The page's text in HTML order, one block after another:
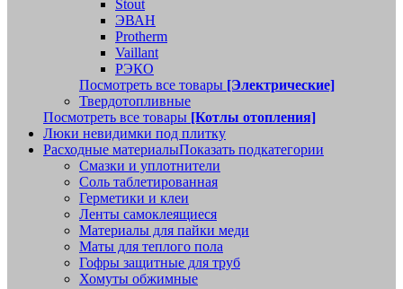
Stout
ЭВАН
Protherm
Vaillant
РЭКО
Посмотреть все товары [Электрические]
Твердотопливные
Посмотреть все товары [Котлы отопления]
Люки невидимки под плитку
Расходные материалыПоказать подкатегории
Смазки и уплотнители
Соль таблетированная
Герметики и клеи
Ленты самоклеящиеся
Материалы для пайки меди
Маты для теплого пола
Гофры защитные для труб
Хомуты обжимные